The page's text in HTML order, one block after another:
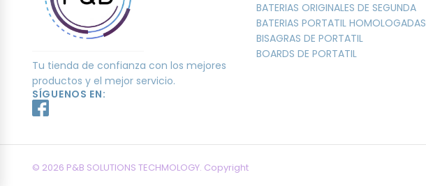
Tu tienda de confianza con los mejores
productos y el mejor servicio.
SÍGUENOS EN:
BATERIAS ORIGINALES DE SEGUNDA
BATERIAS PORTATIL HOMOLOGADAS
BISAGRAS DE PORTATIL
BOARDS DE PORTATIL
© 2026 P&B SOLUTIONS TECHMOLOGY. Copyright